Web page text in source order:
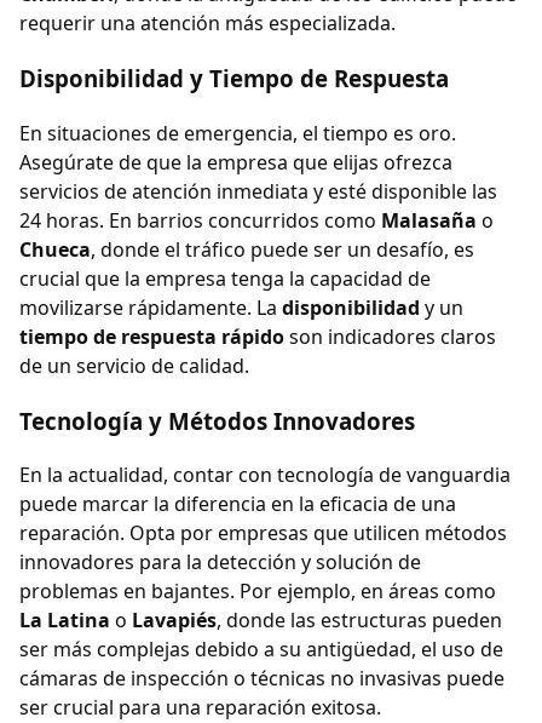
requerir una atención más especializada.
Disponibilidad y Tiempo de Respuesta
En situaciones de emergencia, el tiempo es oro.
Asegúrate de que la empresa que elijas ofrezca
servicios de atención inmediata y esté disponible las
24 horas. En barrios concurridos como Malasaña o
Chueca, donde el tráfico puede ser un desafío, es
crucial que la empresa tenga la capacidad de
movilizarse rápidamente. La disponibilidad y un
tiempo de respuesta rápidoson indicadores claros
de un servicio de calidad.
Tecnología y Métodos Innovadores
En la actualidad, contar con tecnología de vanguardia
puede marcar la diferencia en la eficacia de una
reparación. Opta por empresas que utilicen métodos
innovadores para la detección y solución de
problemas en bajantes. Por ejemplo, en áreas como
La Latina o Lavapiés, donde las estructuras pueden
ser más complejas debido a su antigüedad, el uso de
cámaras de inspección o técnicas no invasivas puede
ser crucial para una reparación exitosa.